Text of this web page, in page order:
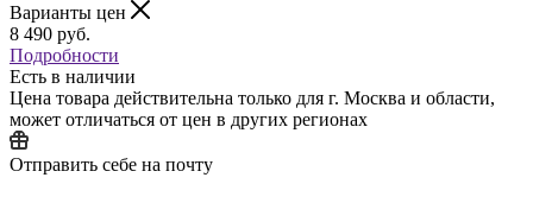
Варианты цен
8 490 руб.
Подробности
Есть в наличии
Цена товара действительна только для г. Москва и области,
может отличаться от цен в других регионах
Отправить себе на почту